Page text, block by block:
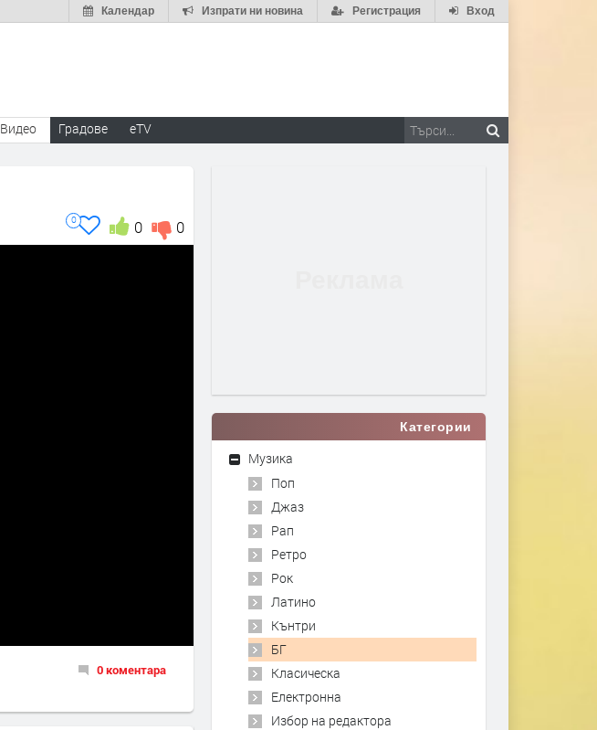
Вход
Регистрация
Изпрати ни новина
Календар
Видео Градове eTV
0
0
0
0 коментара
Категории
Музика
Поп
Джаз
Рап
Ретро
Рок
Латино
Кънтри
БГ
Класическа
Електронна
Избор на редактора